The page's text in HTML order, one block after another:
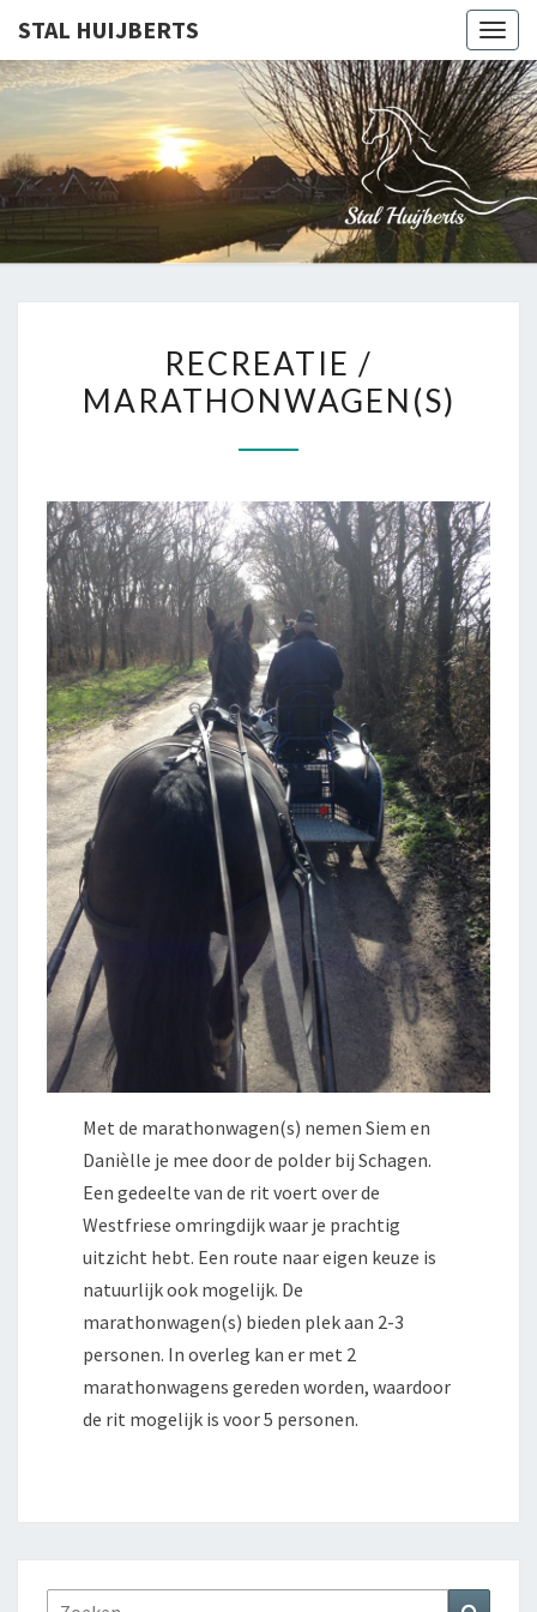
STAL HUIJBERTS
STAL
Paardrijden &
Paardenervaring
In Schagen –
Noord-Holland
/
MARATHONWAGEN(S)
RECREATIE /
MARATHONWAGEN(S)
Met de marathonwagen(s) nemen Siem en
Danièlle je mee door de polder bij Schagen.
Een gedeelte van de rit voert over de
Westfriese omringdijk waar je prachtig
uitzicht hebt. Een route naar eigen keuze is
natuurlijk ook mogelijk. De
marathonwagen(s) bieden plek aan 2-3
personen. In overleg kan er met 2
marathonwagens gereden worden, waardoor
de rit mogelijk is voor 5 personen.
Zoeken